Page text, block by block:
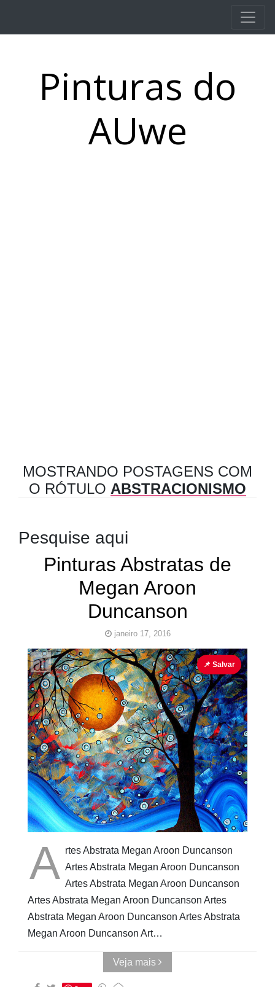
Pinturas do
AUwe
MOSTRANDO POSTAGENS COM
O RÓTULO ABSTRACIONISMO
Pesquise aqui
Pinturas Abstratas de
Megan Aroon
Duncanson
janeiro 17, 2016
Abstracionismo
Artes Abstrata Megan Aroon
Duncanson
Cubo ao
Quadrado
📌 Salvar
A rtes Abstrata Megan Aroon Duncanson
Artes Abstrata Megan Aroon Duncanson
Artes Abstrata Megan Aroon Duncanson
Artes Abstrata Megan Aroon Duncanson Artes
Abstrata Megan Aroon Duncanson Artes Abstrata
Megan Aroon Duncanson Art…
Veja mais